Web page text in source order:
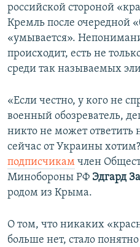
российской стороной
Кремль после очередной
«умывается».
происходит, есть не
среди так называемых
«Если честно, у кого не
военный обозреватель,
никто не может ответить
сейчас от Украины
подписчикам член
Минобороны РФ Эдгард
родом из Крыма.
О том, что никаких
больше нет, стало